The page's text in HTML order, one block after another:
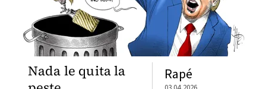
Nada le quita la
Rapé